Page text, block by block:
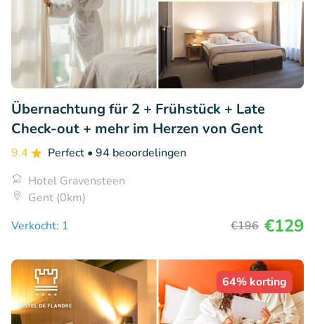
Übernachtung für 2 + Frühstück + Late
Check-out + mehr im Herzen von Gent
9.4 Perfect • 94 beoordelingen
Hotel Gravensteen
Gent (0km)
Verkocht: 1
€196 €129
64% korting